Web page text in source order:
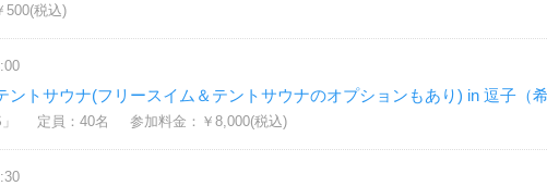
500(税込)
ントサウナ(フリースイム＆テントサウナのオプションもあり) in 逗子（
定員：40名 参加料金：￥8,000(税込)